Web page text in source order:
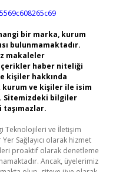
bir marka, kurum
bulunmamaktadır.
makaleler
haber niteliği
kişiler hakkında
kurum ve kişiler ile isim
Sitemizdeki bilgiler
Teknolojileri ve İletişim
Sağlayıcı olarak hizmet
proaktif olarak denetleme
Ancak, üyelerimiz